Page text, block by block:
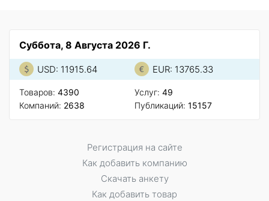
Суббота, 8 Августа 2026 Г.
USD: 11915.64 EUR: 13765.33
Товаров: 4390
Компаний: 2638
Услуг: 49
Публикаций: 15157
Регистрация на сайте
Как добавить компанию
Скачать анкету
Как добавить товар